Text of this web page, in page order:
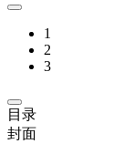
1
2
3
目录
封面